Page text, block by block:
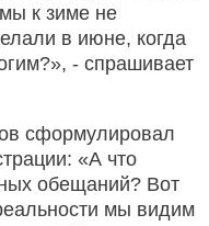
к зиме не
в июне, когда
- спрашивает
сформулировал
«А что
обещаний? Вот
мы видим